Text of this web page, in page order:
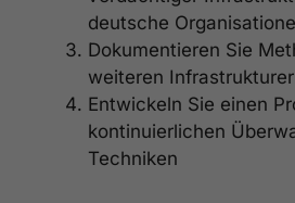
deutsche
Dokumentieren Sie
weiteren
Entwickeln Sie einen
kontinuierlichen
Techniken